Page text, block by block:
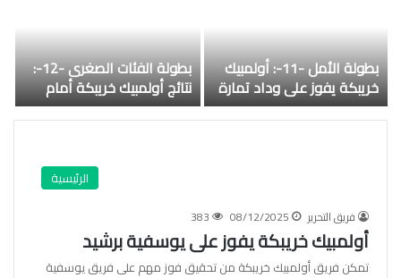
بطولة الأمل -11-: أولمبيك
خريبكة يفوز على وداد تمارة
بطولة الفئات الصغرى -12-:
نتائج أولمبيك خريبكة أمام
اتحاد أبي الجعد
الرئيسية
فريق التحرير 08/12/2025
383
أولمبيك خريبكة يفوز على يوسفية برشيد
تمكن فريق أولمبيك خريبكة من تحقيق فوز مهم على فريق يوسفية